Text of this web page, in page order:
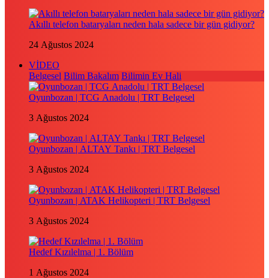
Akıllı telefon bataryaları neden hala sadece bir gün gidiyor?
24 Ağustos 2024
VİDEO
Belgesel Bilim Bakalım Bilimin Ev Hali
Oyunbozan | TCG Anadolu | TRT Belgesel
3 Ağustos 2024
Oyunbozan | ALTAY Tankı | TRT Belgesel
3 Ağustos 2024
Oyunbozan | ATAK Helikopteri | TRT Belgesel
3 Ağustos 2024
Hedef Kızılelma | 1. Bölüm
1 Ağustos 2024